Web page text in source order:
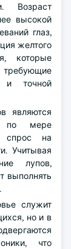
Возраст
высокой
глаз,
желтого
которые
и точной
являются
по мере
спрос на
Учитывая
лупов,
выполнять
служит
но и в
что